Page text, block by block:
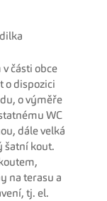
části obce
o dispozici
o výměře
WC
dále velká
šatní kout.
na terasu a
tj. el.